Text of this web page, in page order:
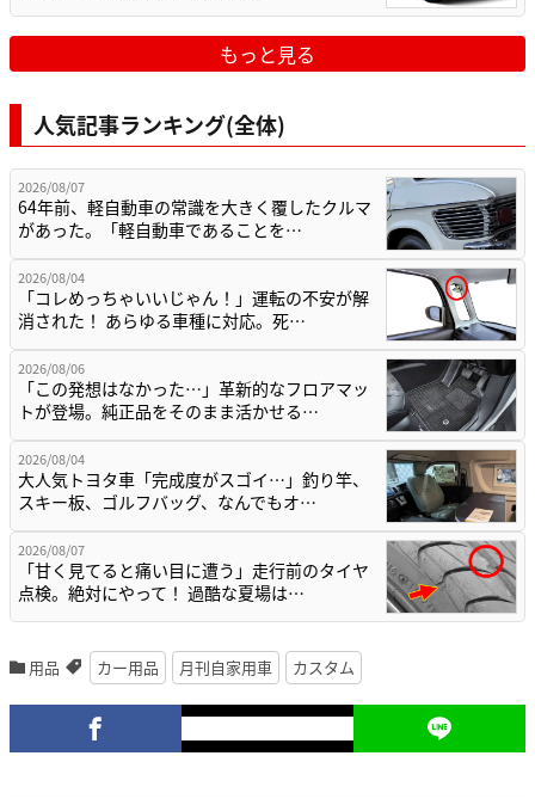
もっと見る
人気記事ランキング(全体)
2026/08/07
64年前、軽自動車の常識を大きく覆したクルマ
があった。「軽自動車であることを…
2026/08/04
「コレめっちゃいいじゃん！」運転の不安が解
消された！ あらゆる車種に対応。死…
2026/08/06
「この発想はなかった…」革新的なフロアマッ
トが登場。純正品をそのまま活かせる…
2026/08/04
大人気トヨタ車「完成度がスゴイ…」釣り竿、
スキー板、ゴルフバッグ、なんでもオ…
2026/08/07
「甘く見てると痛い目に遭う」走行前のタイヤ
点検。絶対にやって！ 過酷な夏場は…
用品 カー用品 月刊自家用車 カスタム